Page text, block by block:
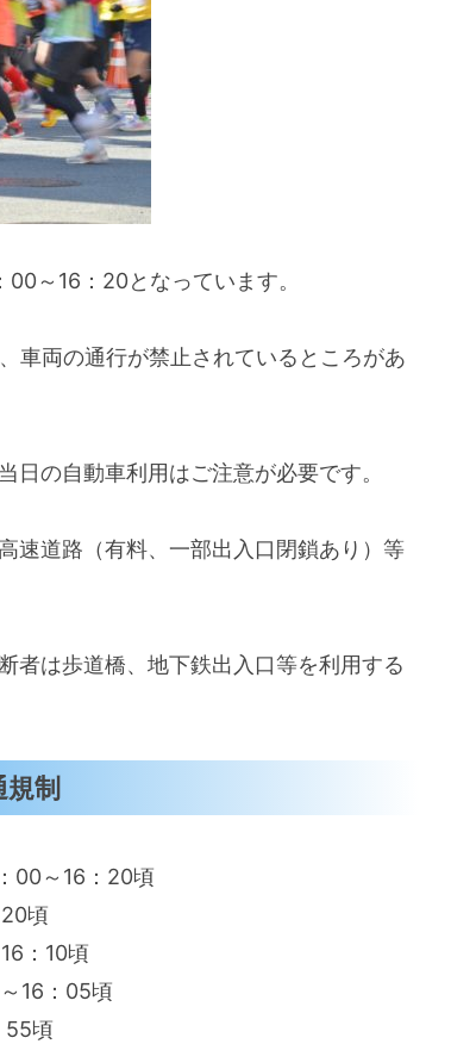
～16：20となっています。
車両の通行が禁止されているところがあ
の自動車利用はご注意が必要です。
速道路（有料、一部出入口閉鎖あり）等
者は歩道橋、地下鉄出入口等を利用する
制
00～16：20頃
頃
：10頃
16：05頃
55頃